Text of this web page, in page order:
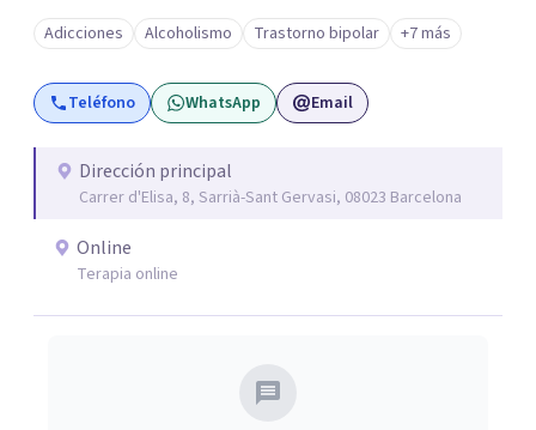
(TLP), TDAH en adultos, trastornos del espectro autista
(TEA) y otras dificultades emocionales complejas que
afectan profundamente la vida personal, familiar y social.
Es director médico y cofundador de Mas Ferriol, un centro
adicciones fundado en 2005, con centro de ingreso
terapéutico en Girona y atención ambulatoria en
Adicciones Alcoholismo Trastorno bipolar +7 más
Teléfono WhatsApp Email
Dirección principal
Carrer d'Elisa, 8, Sarrià-Sant Gervasi, 08023 Barcelona
Online
Terapia online